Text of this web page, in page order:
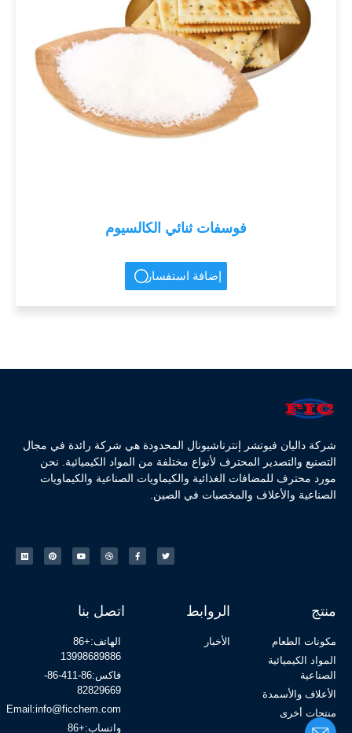
فوسفات ثنائي الكالسيوم
إضافة استفسار
شركة داليان فيوتشر إنترناشيونال المحدودة هي شركة رائدة في مجال
التصنيع والتصدير المحترف لأنواع مختلفة من المواد الكيميائية. نحن
مورد محترف للمضافات الغذائية والكيماويات الصناعية والكيماويات
الصناعية والأعلاف والمخصبات في الصين.
منتج
مكونات الطعام
المواد الكيميائية
الصناعية
الأعلاف والأسمدة
منتجات أخرى
الروابط
الأخبار
اتصل بنا
الهاتف:+86
13998689886
فاكس:86-411-86-
82829669
Email:info@ficchem.com
واتساب:+86